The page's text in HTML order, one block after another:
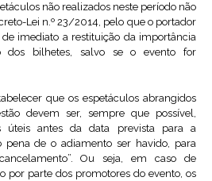
não realizados neste período não
Lei n.º 23/2014, pelo que o portador
imediato a restituição da importância
dos bilhetes, salvo se o evento for
que os espetáculos abrangidos
devem ser, sempre que possível,
úteis antes da data prevista para a
pena de o adiamento ser havido, para
Ou seja, em caso de
por parte dos promotores do evento, os